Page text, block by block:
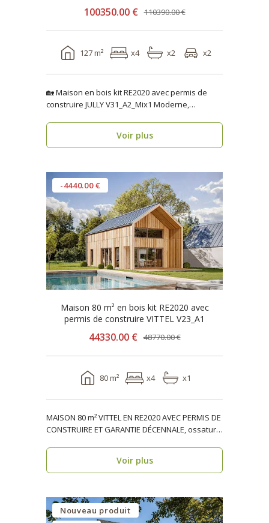
100350.00 € 110390.00 €
127 m² x4 x2 x2
🏡 Maison en bois kit RE2020 avec permis de
construire JULLY V31_A2_Mix1 Moderne,
Voir plus
-4440.00 €
Maison 80 m² en bois kit RE2020 avec
permis de construire VITTEL V23_A1
44330.00 € 48770.00 €
80 m² x4 x1
MAISON 80 m² VITTEL EN RE2020 AVEC PERMIS DE
CONSTRUIRE ET GARANTIE DÉCENNALE, ossature
Voir plus
Nouveau produit